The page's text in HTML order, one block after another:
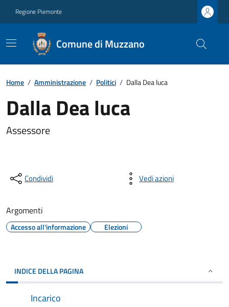
Regione Piemonte
Comune di Muzzano
Home / Amministrazione / Politici / Dalla Dea luca
Dalla Dea luca
Assessore
Condividi Vedi azioni
Argomenti
Accesso all'informazione Elezioni
INDICE DELLA PAGINA
Incarico